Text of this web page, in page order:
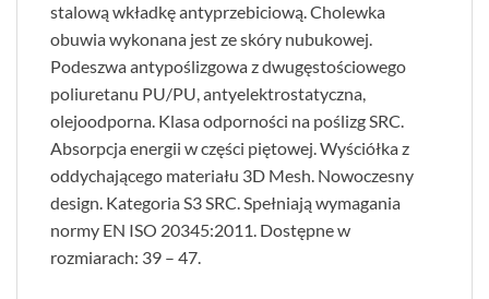
stalową wkładkę antyprzebiciową. Cholewka
obuwia wykonana jest ze skóry nubukowej.
Podeszwa antypoślizgowa z dwugęstościowego
poliuretanu PU/PU, antyelektrostatyczna,
olejoodporna. Klasa odporności na poślizg SRC.
Absorpcja energii w części piętowej. Wyściółka z
oddychającego materiału 3D Mesh. Nowoczesny
design. Kategoria S3 SRC. Spełniają wymagania
normy EN ISO 20345:2011. Dostępne w
rozmiarach: 39 – 47.